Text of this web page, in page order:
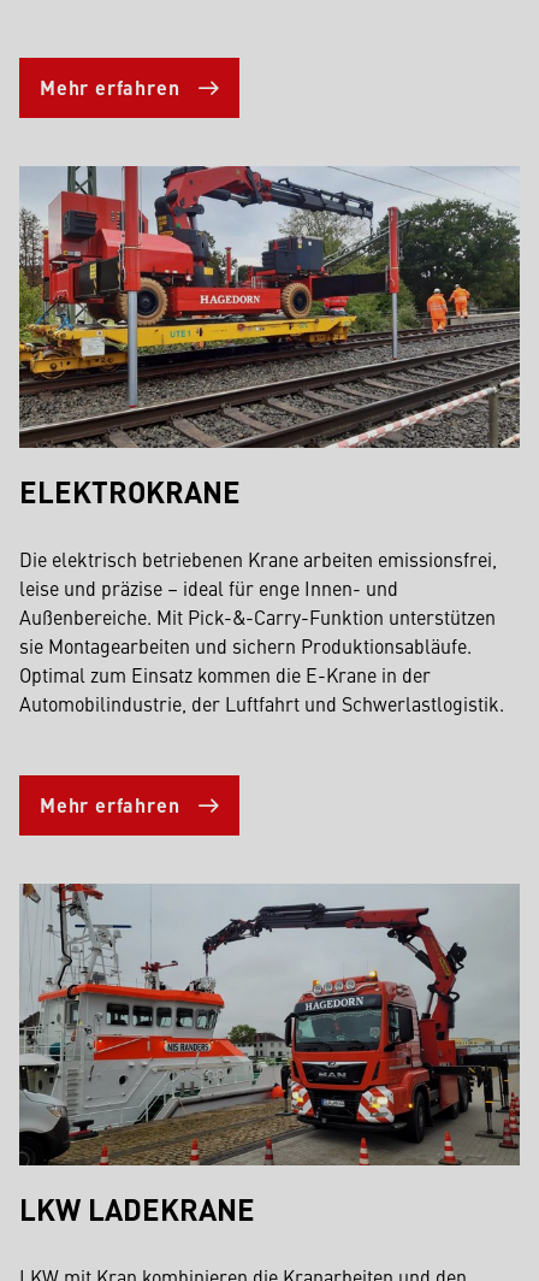
Mehr erfahren
ELEKTROKRANE
Die elektrisch betriebenen Krane arbeiten emissionsfrei,
leise und präzise – ideal für enge Innen- und
Außenbereiche. Mit Pick-&-Carry-Funktion unterstützen
sie Montagearbeiten und sichern Produktionsabläufe.
Optimal zum Einsatz kommen die E-Krane in der
Automobilindustrie, der Luftfahrt und Schwerlastlogistik.
Mehr erfahren
LKW LADEKRANE
LKW mit Kran kombinieren die Kranarbeiten und den